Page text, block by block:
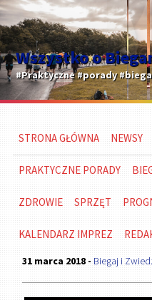
Wszystko o
#Praktyczne #porady
STRONA GŁÓWNA NEWSY
PRAKTYCZNE PORADY
ZDROWIE SPRZĘT
KALENDARZ IMPREZ
31 marca 2018 - Biegaj i